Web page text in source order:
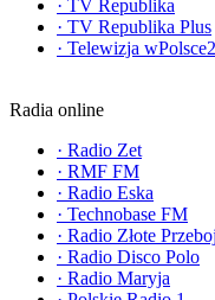
· TV Republika
· TV Republika Plus
· Telewizja
Radia online
· Radio Zet
· RMF FM
· Radio Eska
· Technobase FM
· Radio Złote
· Radio Disco Polo
· Radio Maryja